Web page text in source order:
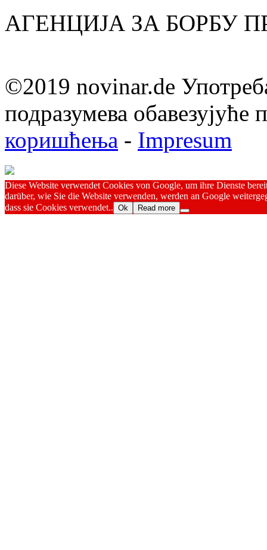
АГЕНЦИЈА ЗА БОРБУ
©2019 novinar.de
подразумева обавезујуће
коришћења - Impresum
Diese Website verwendet Cookies von Google, um ihre Dienste
darüber, wie Sie die Website verwenden, werden an Google
dass sie Cookies verwendet.. Ok Read more